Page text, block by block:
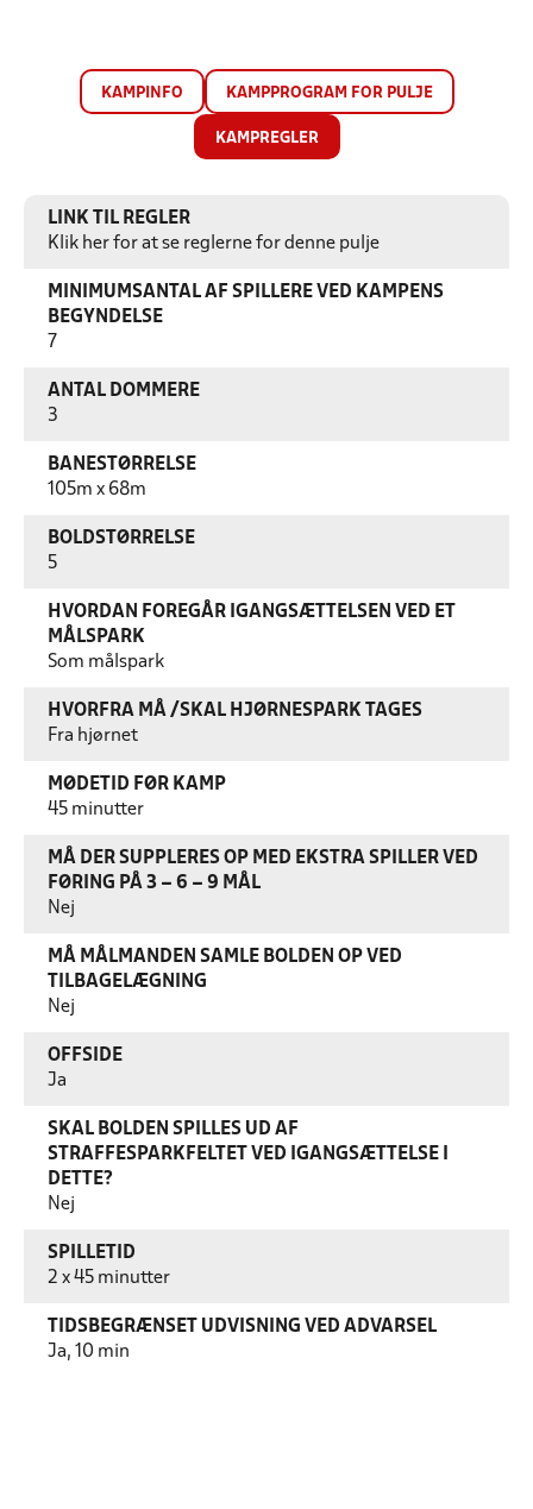
KAMPINFO KAMPPROGRAM FOR PULJE
KAMPREGLER
LINK TIL REGLER
Klik her for at se reglerne for denne pulje
MINIMUMSANTAL AF SPILLERE VED KAMPENS
BEGYNDELSE
7
ANTAL DOMMERE
3
BANESTØRRELSE
105m x 68m
BOLDSTØRRELSE
5
HVORDAN FOREGÅR IGANGSÆTTELSEN VED ET
MÅLSPARK
Som målspark
HVORFRA MÅ /SKAL HJØRNESPARK TAGES
Fra hjørnet
MØDETID FØR KAMP
45 minutter
MÅ DER SUPPLERES OP MED EKSTRA SPILLER VED
FØRING PÅ 3 – 6 – 9 MÅL
Nej
MÅ MÅLMANDEN SAMLE BOLDEN OP VED
TILBAGELÆGNING
Nej
OFFSIDE
Ja
SKAL BOLDEN SPILLES UD AF
STRAFFESPARKFELTET VED IGANGSÆTTELSE I
DETTE?
Nej
SPILLETID
2 x 45 minutter
TIDSBEGRÆNSET UDVISNING VED ADVARSEL
Ja, 10 min